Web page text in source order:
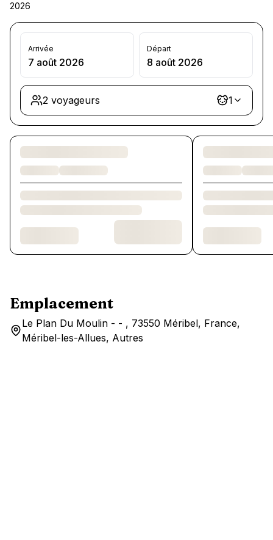
2026
Arrivée
7 août 2026
Départ
8 août 2026
2 voyageurs 1
Chargement des chambres et des formules…
Emplacement
Le Plan Du Moulin - - , 73550 Méribel, France,
Méribel-les-Allues, Autres